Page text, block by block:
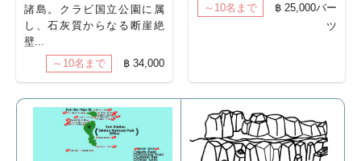
諸島。クラビ国立公園に属
し、石灰質からなる断崖絶
壁...
～10名まで
฿ 34,000
～10名まで
฿ 25,000バー
ツ